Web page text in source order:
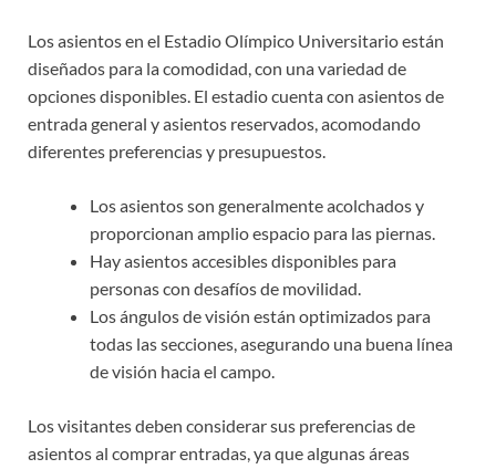
Los asientos en el Estadio Olímpico Universitario están
diseñados para la comodidad, con una variedad de
opciones disponibles. El estadio cuenta con asientos de
entrada general y asientos reservados, acomodando
diferentes preferencias y presupuestos.
Los asientos son generalmente acolchados y
proporcionan amplio espacio para las piernas.
Hay asientos accesibles disponibles para
personas con desafíos de movilidad.
Los ángulos de visión están optimizados para
todas las secciones, asegurando una buena línea
de visión hacia el campo.
Los visitantes deben considerar sus preferencias de
asientos al comprar entradas, ya que algunas áreas